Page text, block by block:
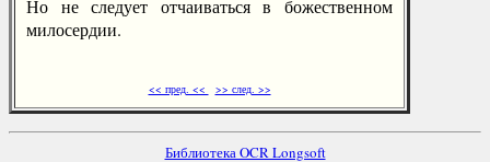
Но не следует отчаиваться в божественном
милосердии.
<< пред. << >> след. >>
Библиотека OCR Longsoft